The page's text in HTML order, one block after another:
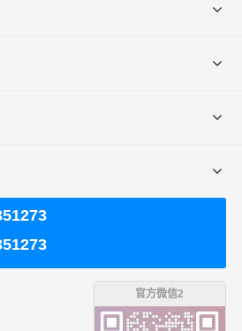
官方微信2